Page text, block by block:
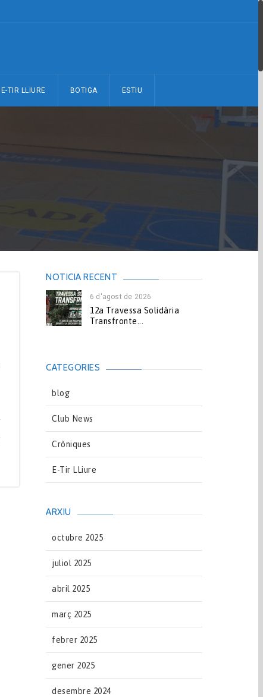
E-TIR LLIURE BOTIGA ESTIU
NOTICIA RECENT
6 d'agost de 2026
12a Travessa Solidària
Transfronte...
CATEGORIES
blog
Club News
Cròniques
E-Tir LLiure
ARXIU
octubre 2025
juliol 2025
abril 2025
març 2025
febrer 2025
gener 2025
desembre 2024